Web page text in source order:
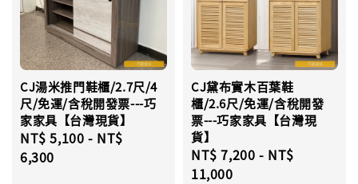
CJ湯米推門鞋櫃/2.7尺/4
尺/免運/含稅開發票---巧
家家具【台灣現貨】
Regular
price
NT$ 5,100 - NT$
6,300
CJ黛布實木百葉鞋
櫃/2.6尺/免運/含稅開發
票---巧家家具【台灣現
貨】
Regular
price
NT$ 7,200 - NT$
11,000